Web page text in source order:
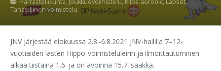
Harrasteliikunta, Joukkuevoimistelu, Kilpa-aerobic,Lapset,
Tanssillinen voimistelu
JNV järjestää elokuussa 2.8.-6.8.2021 JNV-hallilla 7–12-
vuotiaiden lasten Hippo-voimisteluleirin ja ilmoittautuminen
alkaa tiistaina 1.6. ja on avoinna 15.7. saakka.